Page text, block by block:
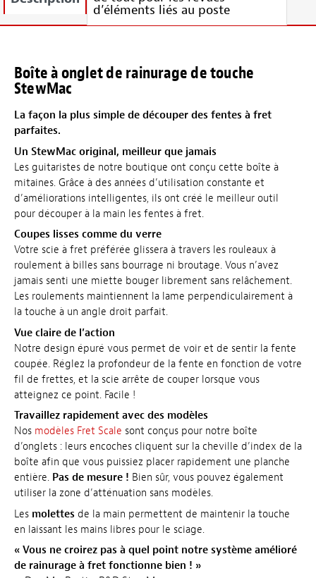
d’éléments liés au poste
Boîte à onglet de rainurage de touche
StewMac
La façon la plus simple de découper des fentes à fret
parfaites.
Un StewMac original, meilleur que jamais
Les guitaristes de notre boutique ont conçu cette boîte à
mitaines. Grâce à des années d’utilisation constante et
d’améliorations intelligentes, ils ont créé le meilleur outil
pour découper à la main les fentes à fret.
Coupes lisses comme du verre
Votre scie à fret préférée glissera à travers les rouleaux à
roulement à billes sans bourrage ni broutage. Vous n’avez
jamais senti une miette bouger librement sans relâchement.
Les roulements maintiennent la lame perpendiculairement à
la touche à un angle droit parfait.
Vue claire de l’action
Notre design épuré vous permet de voir et de sentir la fente
coupée. Réglez la profondeur de la fente en fonction de votre
fil de frettes, et la scie arrête de couper lorsque vous
atteignez ce point. Facile !
Travaillez rapidement avec des modèles
Nos modèles Fret Scale sont conçus pour notre boîte
d’onglets : leurs encoches cliquent sur la cheville d’index de la
boîte afin que vous puissiez placer rapidement une planche
entière. Pas de mesure ! Bien sûr, vous pouvez également
utiliser la zone d’atténuation sans modèles.
Les molettes de la main permettent de maintenir la touche
en laissant les mains libres pour le sciage.
« Vous ne croirez pas à quel point notre système amélioré
de rainurage à fret fonctionne bien ! »